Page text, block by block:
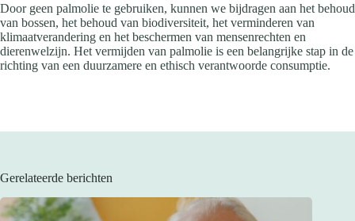
Door geen palmolie te gebruiken, kunnen we bijdragen aan het behoud
van bossen, het behoud van biodiversiteit, het verminderen van
klimaatverandering en het beschermen van mensenrechten en
dierenwelzijn. Het vermijden van palmolie is een belangrijke stap in de
richting van een duurzamere en ethisch verantwoorde consumptie.
Gerelateerde berichten